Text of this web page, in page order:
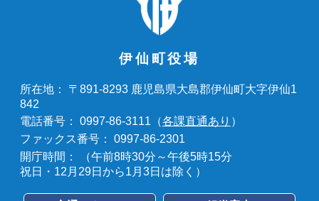
伊仙町役場
所在地：
〒891-8293 鹿児島県大島郡伊仙町大字伊仙1
842
電話番号：
0997-86-3111（各課直通あり ）
ファックス番号：
0997-86-2301
開庁時間：
（午前8時30分～午後5時15分
祝日・12月29日から1月3日は除く）